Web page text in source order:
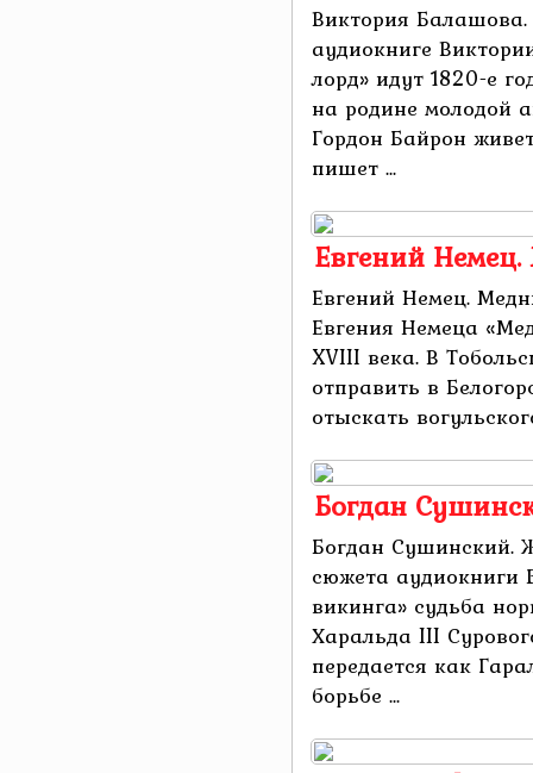
Виктория
аудиокниге
лорд» идут 1820-е
на родине молодой
Гордон Байрон
пишет ...
Евгений
Евгений Немец.
Евгения Немеца
XVIII века. В
отправить в
отыскать
Богдан
Богдан Сушинский.
сюжета аудиокниги
викинга» судьба
Харальда III
передается как
борьбе ...